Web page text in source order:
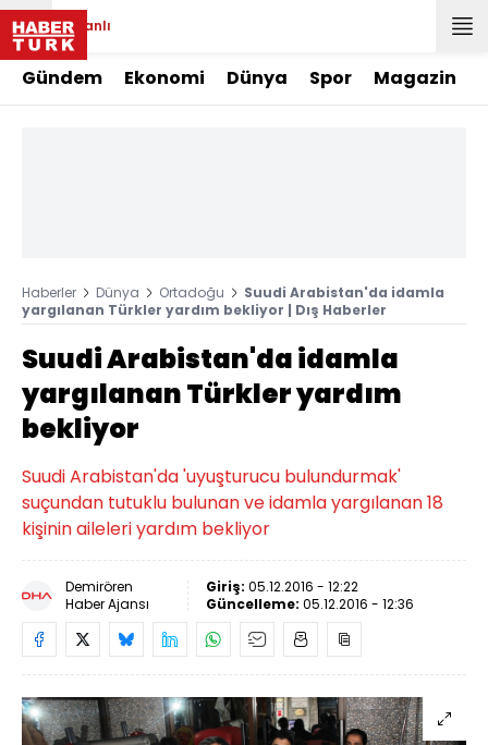
Canlı
Gündem Ekonomi Dünya Spor Magazin
Haberler Dünya Ortadoğu
Suudi Arabistan'da idamla
yargılanan Türkler yardım bekliyor | Dış Haberler
Suudi Arabistan'da idamla
yargılanan Türkler yardım
bekliyor
Suudi Arabistan'da 'uyuşturucu bulundurmak'
suçundan tutuklu bulunan ve idamla yargılanan 18
kişinin aileleri yardım bekliyor
Demirören
Haber Ajansı
Giriş: 05.12.2016 - 12:22
Güncelleme: 05.12.2016 - 12:36